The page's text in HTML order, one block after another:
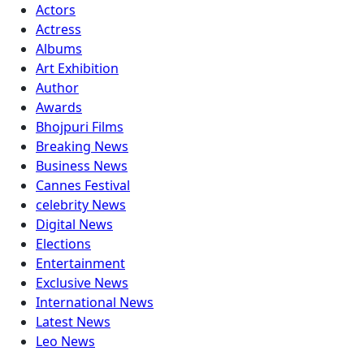
Actors
Actress
Albums
Art Exhibition
Author
Awards
Bhojpuri Films
Breaking News
Business News
Cannes Festival
celebrity News
Digital News
Elections
Entertainment
Exclusive News
International News
Latest News
Leo News